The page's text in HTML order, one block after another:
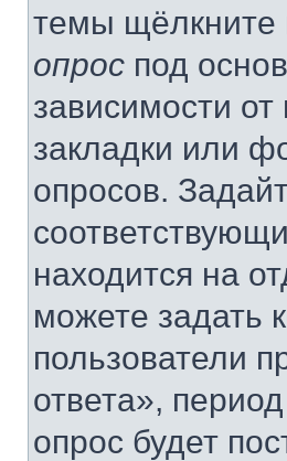
темы щёлкните
опрос под
зависимости
закладки или
опросов.
находится на
можете задать
пользователи
ответа»,
опрос будет